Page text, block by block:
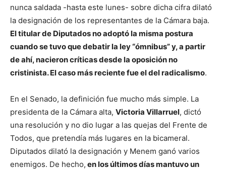
nunca saldada -hasta este lunes- sobre dicha cifra dilató
la designación de los representantes de la Cámara baja.
El titular de Diputados no adoptó la misma postura
cuando se tuvo que debatir la ley “ómnibus” y, a partir
de ahí, nacieron críticas desde la oposición no
cristinista. El caso más reciente fue el del radicalismo.
En el Senado, la definición fue mucho más simple. La
presidenta de la Cámara alta, Victoria Villarruel, dictó
una resolución y no dio lugar a las quejas del Frente de
Todos, que pretendía más lugares en la bicameral.
Diputados dilató la designación y Menem ganó varios
enemigos. De hecho, en los últimos días mantuvo un